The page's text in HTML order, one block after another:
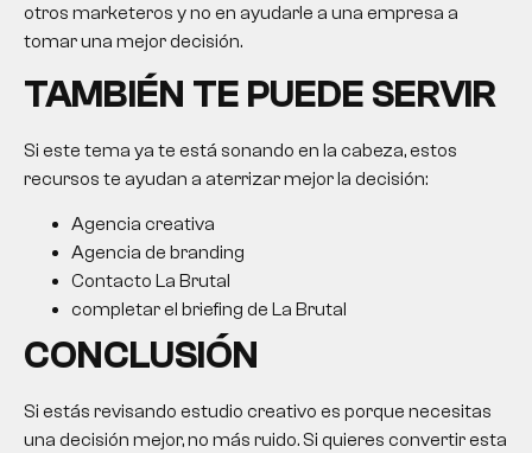
otros marketeros y no en ayudarle a una empresa a
tomar una mejor decisión.
TAMBIÉN TE PUEDE SERVIR
Si este tema ya te está sonando en la cabeza, estos
recursos te ayudan a aterrizar mejor la decisión:
Agencia creativa
Agencia de branding
Contacto La Brutal
completar el briefing de La Brutal
CONCLUSIÓN
Si estás revisando estudio creativo es porque necesitas
una decisión mejor, no más ruido. Si quieres convertir esta